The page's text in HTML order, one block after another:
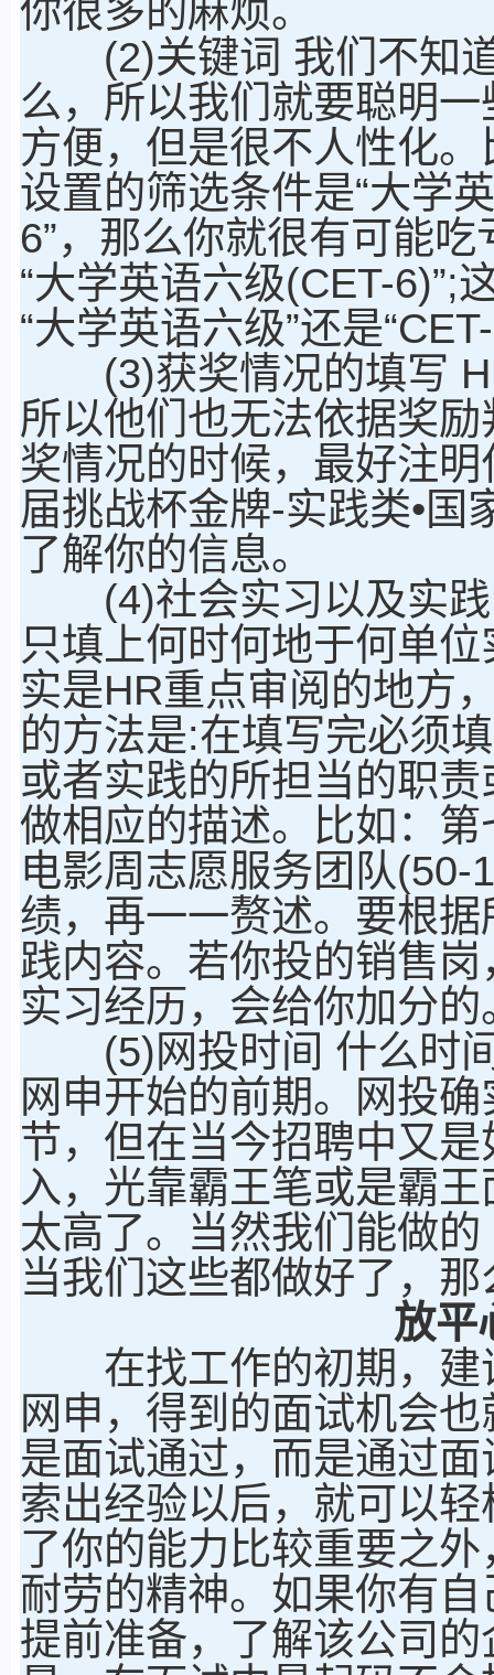
你很多的麻烦。
(2)关键词 我们不知道
么，所以我们就要聪明
方便，但是很不人性化
设置的筛选条件是“大学
6”，那么你就很有可能
“大学英语六级(CET-6)”;
“大学英语六级”还是
(3)获奖情况的填写
所以他们也无法依据奖
奖情况的时候，最好注
届挑战杯金牌-实践类•国
了解你的信息。
(4)社会实习以及实践
只填上何时何地于何单
实是HR重点审阅的地方
的方法是:在填写完必须
或者实践的所担当的职
做相应的描述。比如：
电影周志愿服务团队(50-
绩，再一一赘述。要根
践内容。若你投的销售
实习经历，会给你加分的
(5)网投时间 什么时间
网申开始的前期。网投
节，但在当今招聘中又
入，光靠霸王笔或是霸
太高了。当然我们能做
当我们这些都做好了，
放平
在找工作的初期，建
网申，得到的面试机会
是面试通过，而是通过
索出经验以后，就可以
了你的能力比较重要之
耐劳的精神。如果你有
提前准备，了解该公司